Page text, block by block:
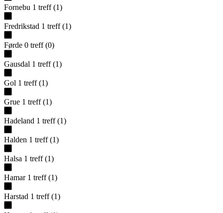
Fornebu 1 treff (1)
Fredrikstad 1 treff (1)
Førde 0 treff (0)
Gausdal 1 treff (1)
Gol 1 treff (1)
Grue 1 treff (1)
Hadeland 1 treff (1)
Halden 1 treff (1)
Halsa 1 treff (1)
Hamar 1 treff (1)
Harstad 1 treff (1)